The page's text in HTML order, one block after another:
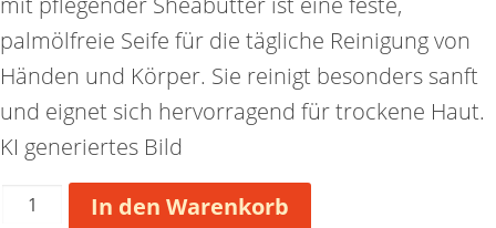
palmölfreie Seife für die tägliche Reinigung von
Händen und Körper. Sie reinigt besonders sanft
und eignet sich hervorragend für trockene Haut.
KI generiertes Bild
SchwarzkümmelölseifeIn den Warenkorb